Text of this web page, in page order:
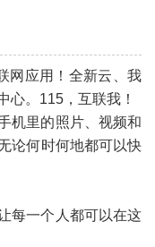
网应用！全新云、我
心。115，互联我！
机里的照片、视频和
论何时何地都可以快
每一个人都可以在这